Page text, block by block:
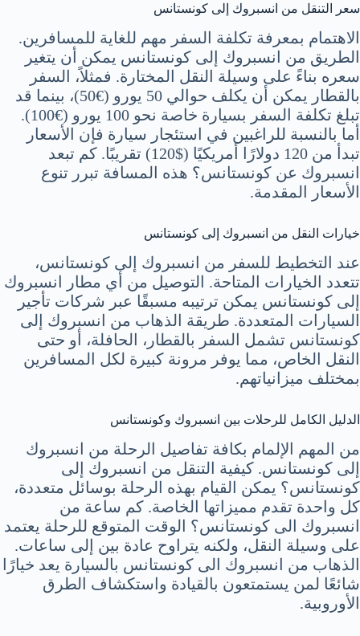
سعر التنقل من انسبروك إلى كونستانس
الاهتمام بمعرفة تكلفة السفر مهم للغاية للمسافرين.
الطريق من انسبروك إلى كونستانس يمكن أن يتغير
سعره بناءً على وسيلة النقل المختارة. فمثلاً، السفر
بالقطار يمكن أن يكلف حوالي 50 يورو (€50)، بينما قد
تبلغ تكلفة السفر بسيارة خاصة نحو 100 يورو (€100).
أما بالنسبة للراغبين في استئجار سيارة فإن الأسعار
تبدأ من 120 دولارًا أمريكيًا ($120) تقريبًا. كم تبعد
انسبروك عن كونستانس؟ هذه المسافة تبرر تنوع
الأسعار المقدمة.
خيارات النقل من انسبروك إلى كونستانس
عند التخطيط للسفر من انسبروك إلى كونستانس،
تتعدد الخيارات المتاحة. التوصيل من أي مطار انسبروك
إلى كونستانس يمكن ترتيبه مسبقًا عبر شركات تأجير
السيارات المتعددة. طريقة الذهاب من انسبروك إلى
كونستانس تشمل السفر بالقطار، الحافلة، أو حتى
النقل الخاص، مما يوفر مرونة كبيرة لكل المسافرين
بمختلف ميزانياتهم.
الدليل الكامل للرحلات بين انسبروك وكونستانس
من المهم الإلمام بكافة تفاصيل الرحلة من انسبروك
إلى كونستانس. كيفية التنقل من انسبروك إلى
كونستانس؟ يمكن القيام بهذه الرحلة بوسائل متعددة،
كل واحدة تقدم مميزاتها الخاصة. كم ساعة من
انسبروك الى كونستانس؟ الوقت المتوقع للرحلة يعتمد
على وسيلة النقل، ولكنه يتراوح عادة بين إلى ساعات.
الذهاب من انسبروك الى كونستانس بالسيارة يعد خيارًا
شائعًا لمن يستمتعون بالقيادة واستكشاف الطرق
الأوروبية.